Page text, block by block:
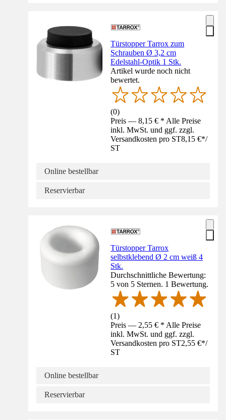
Türstopper Tarrox zum
Schrauben Ø 3,2 cm
Edelstahl-Optik 1 Stk.
Artikel wurde noch nicht
bewertet.
(0)
Preis — 8,15 € * Alle Preise
inkl. MwSt. und ggf. zzgl.
Versandkosten pro ST8,15 €*/
ST
Online bestellbar
Reservierbar
Türstopper Tarrox
selbstklebend Ø 2 cm weiß 4
Stk.
Durchschnittliche Bewertung:
5 von 5 Sternen. 1 Bewertung.
(1)
Preis — 2,55 € * Alle Preise
inkl. MwSt. und ggf. zzgl.
Versandkosten pro ST2,55 €*/
ST
Online bestellbar
Reservierbar